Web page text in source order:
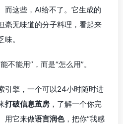
而这些，AI给不了。它生成的
毫无味道的分子料理，看起来
。
不能用”，而是“怎么用”。
引擎，一个可以24小时随时进
打破信息茧房 ，了解一个你完
用它来做语言润色，把你“我感